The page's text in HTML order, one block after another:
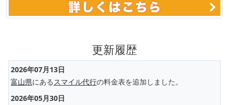
更新履歴
2026年07月13日
富山県にあるスマイル代行の料金表を追加しました。
2026年05月30日